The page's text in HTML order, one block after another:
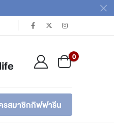
0
รสมาชิกกิฟฟารีน